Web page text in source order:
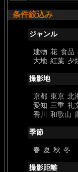
条件絞込み
ジャンル
建物 花 食品
大地 紅葉 夕
撮影地
京都 東京 北
愛知 三重 礼
香川
和歌山
季節
春 夏 秋 冬
撮影距離